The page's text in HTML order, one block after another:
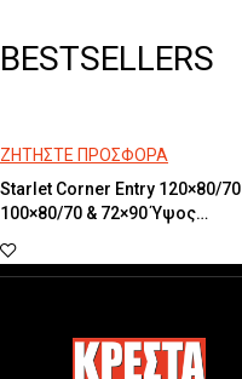
BESTSELLERS
ΖΗΤΗΣΤΕ ΠΡΟΣΦΟΡΑ
Starlet Corner Entry 120×80/70
100×80/70 & 72×90 Ύψος